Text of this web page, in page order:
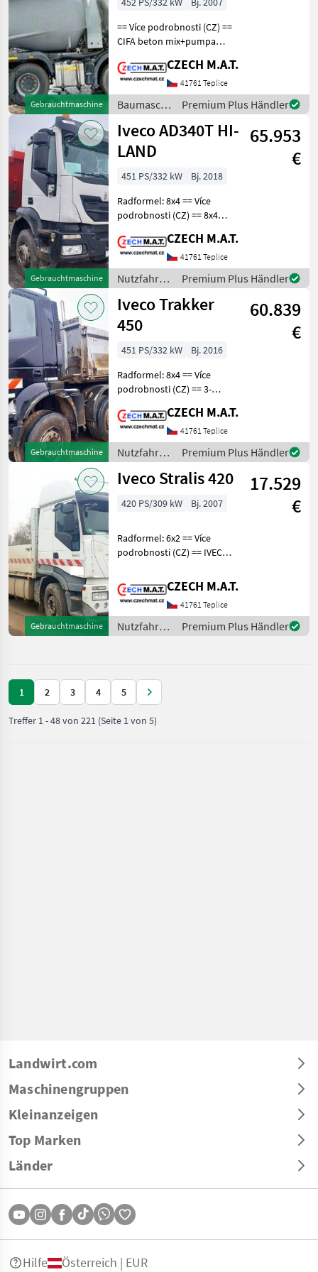
Gebrauchtmaschine
== Více podrobnosti (CZ) ==
CIFA beton mix+pumpa
rok 2007 motor 332 kW /
Eur4 najeto 222 000 km
manuální převodovka
pohon 8x4 transport
CZECH M.A.T.
41761 Teplice
Baumaschinen
/ Iveco
Premium Plus Händler
Gebrauchtmaschine
Iveco AD340T HI-
LAND
65.953
€
451 PS/332 kW
Bj. 2018
Radformel: 8x4 == Více
podrobnosti (CZ) == 8x4
jednostranný
sklápěč/dumper vana s
plachtou korba Meiller rok
2018 najeto 287 374 Km
moto
CZECH M.A.T.
41761 Teplice
Nutzfahrzeuge
/ Iveco
Premium Plus Händler
Gebrauchtmaschine
Iveco Trakker
450
60.839
€
451 PS/332 kW
Bj. 2016
Radformel: 8x4 == Více
podrobnosti (CZ) == 3-
Trakker 450 rok 2016 najeto
290 749 km motor 331 kW /
Euro 6 automatická
převodovka pohon 8x4
CZECH M.A.T.
41761 Teplice
Nutzfahrzeuge
/ Iveco
Premium Plus Händler
Gebrauchtmaschine
Iveco Stralis 420
17.529
€
420 PS/309 kW Bj. 2007
Radformel: 6x2 == Více
podrobnosti (CZ) == IVECO
HIAB XS166 D4-pro rok 2007
najeto 886 410 Km motor
420 HP / Eur5 AdBlue
automatická
CZECH M.A.T.
41761 Teplice
Nutzfahrzeuge
/ Iveco
Premium Plus Händler
1 2 3 4 5
Treffer 1-48von 221 (Seite 1 von 5)
Landwirt.com
Maschinengruppen
Kleinanzeigen
Top Marken
Länder
Hilfe Österreich | EUR